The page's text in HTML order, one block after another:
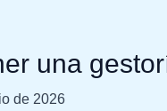
una
de 2026